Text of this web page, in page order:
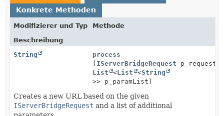
Konkrete Methoden
Modifizierer und Typ
Methode
Beschreibung
String
process
( IServerBridgeRequest p_request,
List
<List <String
>> p_paramList)
Creates a new URL based on the given
IServerBridgeRequest and a list of additional